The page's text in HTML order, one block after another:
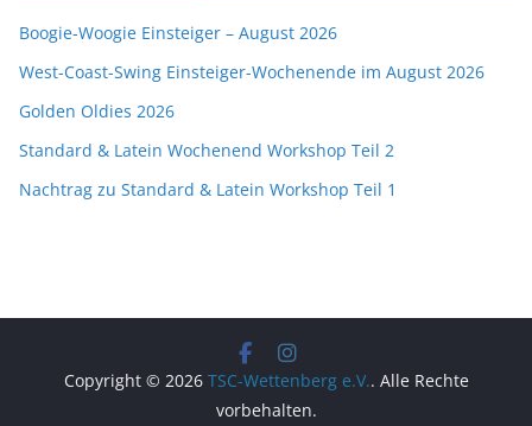
Boogie-Woogie Einsteiger – August 2026
West-Coast-Swing Einsteiger-Wochenende im August 2026
Golden Oldies 2026
Standard & Latein Wochenend Workshop Teil 2
Nachtrag zu Standard & Latein Workshop Teil 1
Copyright © 2026 TSC-Wettenberg e.V.. Alle Rechte
vorbehalten.